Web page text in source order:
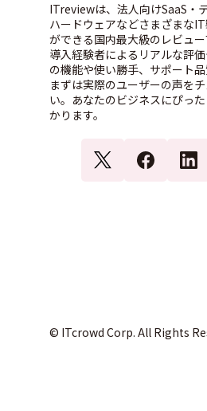
ITreviewは、法人向けSaaS・
ハードウェアなどさまざまな
ができる国内最大級のレビュー
導入経験者によるリアルな評
の機能や使い勝手、サポート品
まずは実際のユーザーの声を
い。あなたのビジネスにぴっ
かります。
© ITcrowd Corp. All Rights